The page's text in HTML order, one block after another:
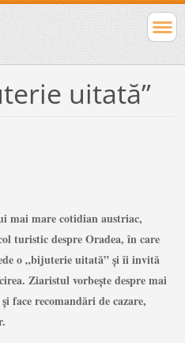
uitată”
mai mare cotidian austriac,
turistic despre Oradea, în care
o „bijuterie uitată” şi îi invită
Ziaristul vorbeşte despre mai
face recomandări de cazare,